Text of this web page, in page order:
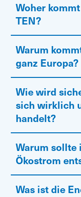
Woher
TEN?
Warum
ganz Europa?
Wie wird
sich wirklich
handelt?
Warum
Ökostrom
Was ist die